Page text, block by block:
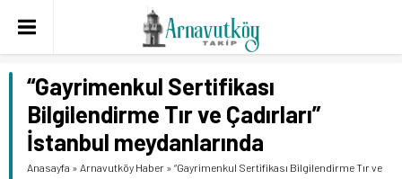
“Gayrimenkul Sertifikası
Bilgilendirme Tır ve Çadırları”
İstanbul meydanlarında
Anasayfa » Arnavutköy Haber » “Gayrimenkul Sertifikası Bilgilendirme Tır ve